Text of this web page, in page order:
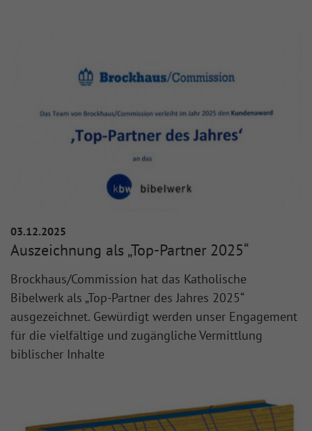
03.12.2025
Auszeichnung als „Top-Partner 2025“
Brockhaus/Commission hat das Katholische
Bibelwerk als „Top-Partner des Jahres 2025“
ausgezeichnet. Gewürdigt werden unser Engagement
für die vielfältige und zugängliche Vermittlung
biblischer Inhalte